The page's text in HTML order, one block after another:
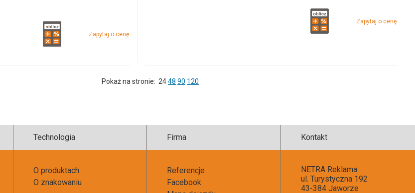
Zapytaj o cenę
mysz
(361017f)
Zapytaj o cenę
Pokaż na stronie: 2448 90 120
Technologia
O produktach
O znakowaniu
Firma
Referencje
Facebook
Kontakt
NETRA Reklama
ul. Turystyczna 192
43-384 Jaworze